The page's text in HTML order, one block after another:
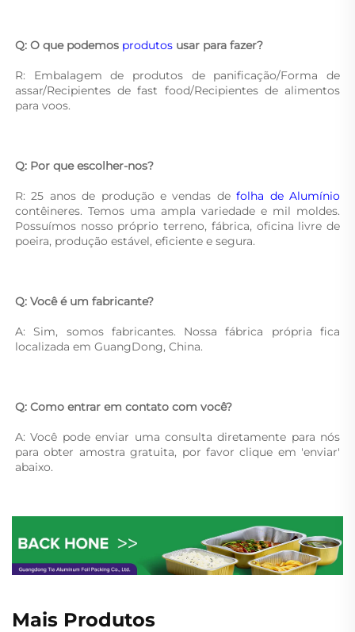
Q: O que podemos produtos usar para fazer?
R: Embalagem de produtos de panificação/Forma de
assar/Recipientes de fast food/Recipientes de alimentos
para voos.
Q: Por que escolher-nos?
R: 25 anos de produção e vendas de
contêineres. Temos uma ampla variedade e mil moldes.
Possuímos nosso próprio terreno, fábrica, oficina livre de
poeira, produção estável, eficiente e segura.
Q: Você é um fabricante?
A: Sim, somos fabricantes. Nossa fábrica própria fica
localizada em GuangDong, China.
Q: Como entrar em contato com você?
A: Você pode enviar uma consulta diretamente para nós
para obter amostra gratuita, por favor clique em 'enviar'
abaixo.
Mais Produtos